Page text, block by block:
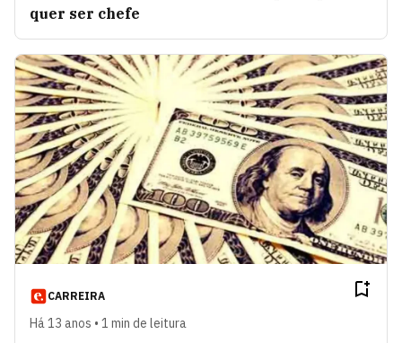
quer ser chefe
CARREIRA
Há 13 anos • 1 min de leitura